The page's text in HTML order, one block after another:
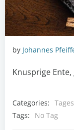
by Johannes
Knusprige
Categories:
Tags:
No Tag